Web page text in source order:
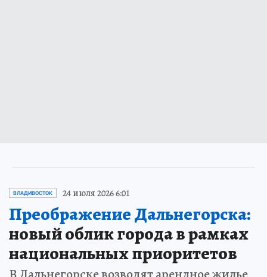
ВЛАДИВОСТОК 24 июля 2026 6:01
Преображение Дальнегорска:
новый облик города в рамках
национальных приоритетов